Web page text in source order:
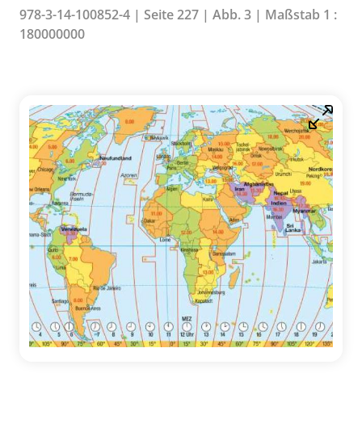
978-3-14-100852-4 | Seite 227 | Abb. 3 | Maßstab 1 :
180000000